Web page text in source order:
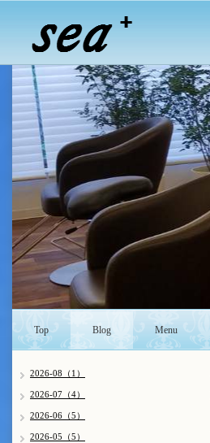
Top Blog Menu
2026-08（1）
2026-07（4）
2026-06（5）
2026-05（5）